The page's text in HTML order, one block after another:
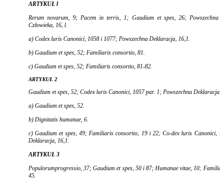
ARTYKUŁ l
Rerum novarum,9;Pacem in terris,1; Gaudium et spes, 26;
Człowieka, 16, l.
a) Codex luris Canonici, 1058 i 1077; Powszechna De­klaracja, 16,1.
b) Gaudium et spes, 52; Familiaris consortio, 81.
c) Gaudium et spes, 52; Familiaris consortio, 81-82.
ARTYKUŁ 2
Gaudium et spes, 52; Codex luris Canonici, 1057 par. 1; Powszechna
a) Gaudium et spes, 52.
b) Dignitatis humanae, 6.
c)Gaudium et spes, 49;Familiaris consortio, 19 i 22; Co-dex luris Canonici,
Deklaracja, 16,1.
ARTYKUŁ 3
Populorumprogressio,37;Gaudium et spes, 50 i 87;Hu­manae vitae,10;
45.